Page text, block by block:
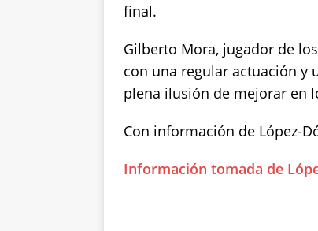
final.
Gilberto Mora, jugador de
con una regular actuación y
plena ilusión de mejorar en
Con información de López-
Información tomada de